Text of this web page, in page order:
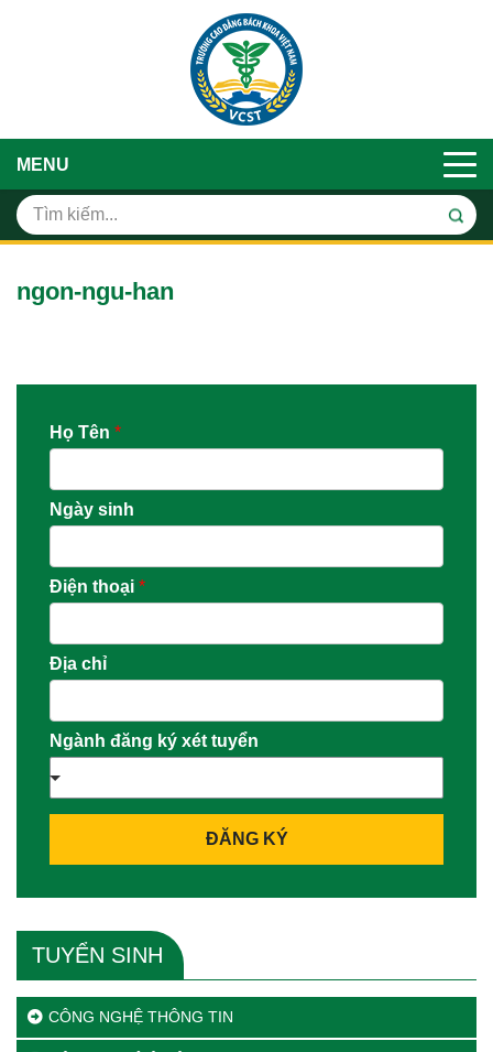
MENU
ngon-ngu-han
Họ Tên *
Ngày sinh
Điện thoại *
Địa chỉ
Ngành đăng ký xét tuyển
ĐĂNG KÝ
TUYỂN SINH
CÔNG NGHỆ THÔNG TIN